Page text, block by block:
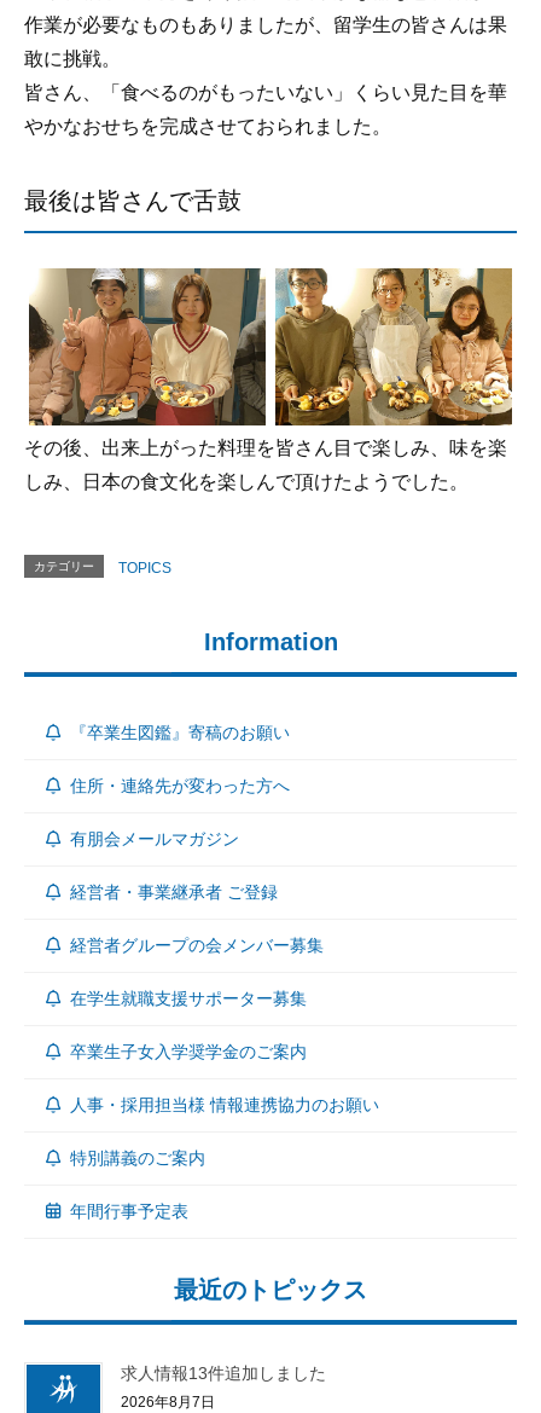
作業が必要なものもありましたが、留学生の皆さんは果
敢に挑戦。
皆さん、「食べるのがもったいない」くらい見た目を華
やかなおせちを完成させておられました。
最後は皆さんで舌鼓
その後、出来上がった料理を皆さん目で楽しみ、味を楽
しみ、日本の食文化を楽しんで頂けたようでした。
カテゴリー TOPICS
Information
『卒業生図鑑』寄稿のお願い
住所・連絡先が変わった方へ
有朋会メールマガジン
経営者・事業継承者 ご登録
経営者グループの会メンバー募集
在学生就職支援サポーター募集
卒業生子女入学奨学金のご案内
人事・採用担当様 情報連携協力のお願い
特別講義のご案内
年間行事予定表
最近のトピックス
求人情報13件追加しました
2026年8月7日